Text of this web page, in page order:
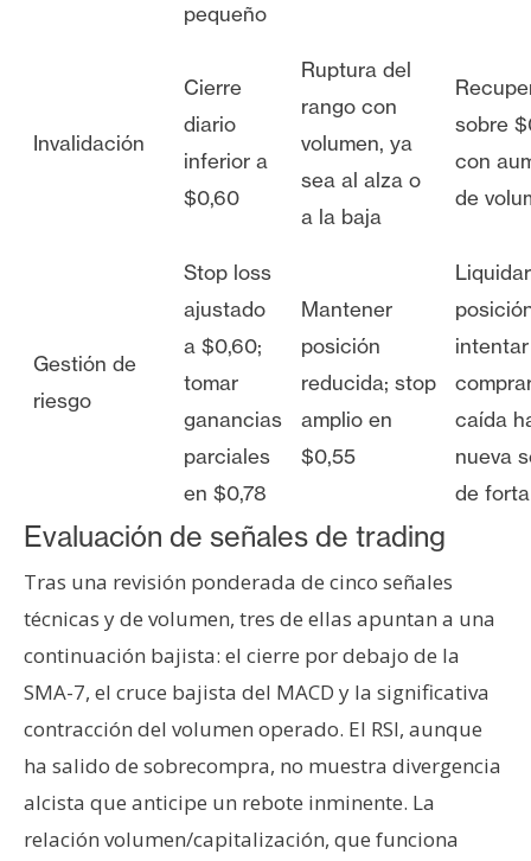
pequeño
Invalidación
Cierre
diario
inferior a
$0,60
Ruptura del
rango con
volumen, ya
sea al alza o
a la baja
sobre
con
de
Gestión de
riesgo
Stop loss
ajustado
a $0,60;
tomar
ganancias
parciales
en $0,78
Mantener
posición
reducida; stop
amplio en
$0,55
intentar
caída
nueva
de
Evaluación de señales de trading
Tras una revisión ponderada de cinco señales
técnicas y de volumen, tres de ellas apuntan a una
continuación bajista: el cierre por debajo de la
SMA-7, el cruce bajista del MACD y la significativa
contracción del volumen operado. El RSI, aunque
ha salido de sobrecompra, no muestra divergencia
alcista que anticipe un rebote inminente. La
relación volumen/capitalización, que funciona